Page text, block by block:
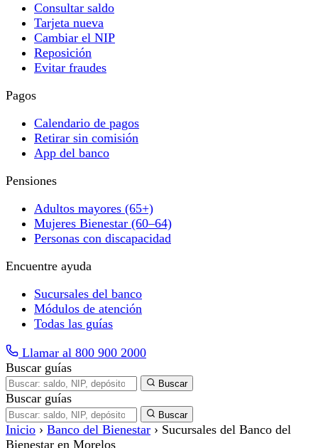
Consultar saldo
Tarjeta nueva
Cambiar el NIP
Reposición
Evitar fraudes
Pagos
Calendario de pagos
Retirar sin comisión
App del banco
Pensiones
Adultos mayores (65+)
Mujeres Bienestar (60–64)
Personas con discapacidad
Encuentre ayuda
Sucursales del banco
Módulos de atención
Todas las guías
Llamar al 800 900 2000
Buscar guías
Buscar
Buscar guías
Buscar
Inicio › Banco del Bienestar › Sucursales del Banco del
Bienestar en Morelos